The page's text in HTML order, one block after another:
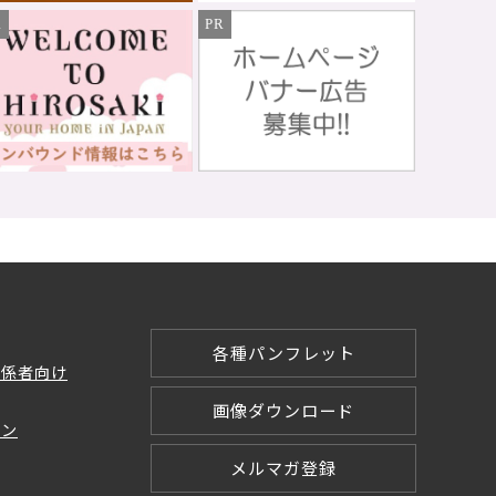
PR
者向け
各種パンフレット
画像ダウンロード
メルマガ登録